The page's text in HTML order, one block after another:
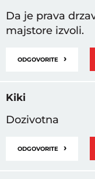
Da je prava
majstore izvoli.
ODGOVORITE ›
Kiki
Dozivotna
ODGOVORITE ›